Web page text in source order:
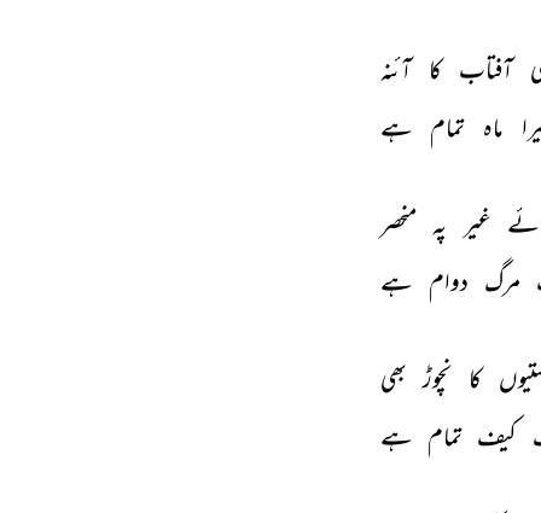
آفتاب کا آئنہ
ماہ تمام ہے
غیر پہ منحصر
مرگ دوام ہے
کا نچوڑ بھی
کیف تمام ہے